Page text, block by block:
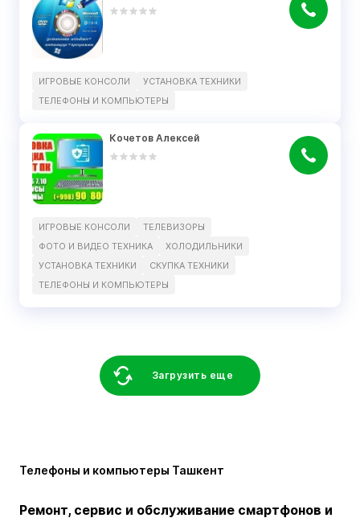
ИГРОВЫЕ КОНСОЛИ
УСТАНОВКА ТЕХНИКИ
ТЕЛЕФОНЫ И КОМПЬЮТЕРЫ
Кочетов Алексей
ИГРОВЫЕ КОНСОЛИ
ТЕЛЕВИЗОРЫ
ФОТО И ВИДЕО ТЕХНИКА
ХОЛОДИЛЬНИКИ
УСТАНОВКА ТЕХНИКИ
СКУПКА ТЕХНИКИ
ТЕЛЕФОНЫ И КОМПЬЮТЕРЫ
Загрузить еще
Телефоны и компьютеры Ташкент
Ремонт, сервис и обслуживание смартфонов и